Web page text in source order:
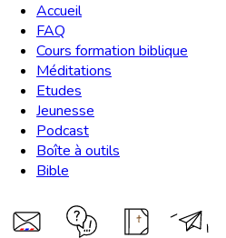
Accueil
FAQ
Cours formation biblique
Méditations
Etudes
Jeunesse
Podcast
Boîte à outils
Bible